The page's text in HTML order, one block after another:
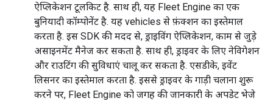
ऐप्लिकेशन टूलकिट है. साथ ही, यह Fleet Engine का एक
बुनियादी कॉम्पोनेंट है. यह vehicles से फ़ंक्शन का इस्तेमाल
करता है. इस SDK की मदद से, ड्राइविंग ऐप्लिकेशन, काम से जुड़े
असाइनमेंट मैनेज कर सकता है. साथ ही, ड्राइवर के लिए नेविगेशन
और राउटिंग की सुविधाएं चालू कर सकता है. एसडीके, इवेंट
लिसनर का इस्तेमाल करता है. इससे ड्राइवर के गाड़ी चलाना शुरू
करने पर, Fleet Engine को जगह की जानकारी के अपडेट भेजे